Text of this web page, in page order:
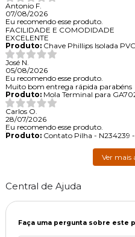
Antonio F.
07/08/2026
Eu recomendo esse produto.
FACILIDADE E COMODIDADE
EXCELENTE
Produto:Chave Phillips Isolada
José N.
05/08/2026
Eu recomendo esse produto.
Muito bom entrega rápida parabéns
Produto:Mola Terminal para
Carlos O.
28/07/2026
Eu recomendo esse produto.
Produto:Contato Pilha - N234239
Ver mais
Central de Ajuda
Faça uma pergunta sobre este